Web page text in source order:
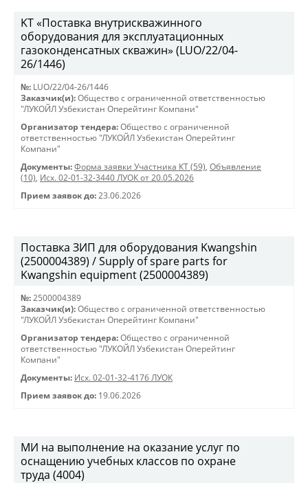
KT «Поставка внутрискважинного
оборудования для эксплуатационных
газоконденсатных скважин» (LUO/22/04-
26/1446)
№: LUO/22/04-26/1446
Заказчик(и): Общество с ограниченной ответственностью
"ЛУКОЙЛ Узбекистан Оперейтинг Компани"
Организатор тендера: Общество с ограниченной
ответственностью "ЛУКОЙЛ Узбекистан Оперейтинг
Компани"
Документы: Форма заявки Участника КТ (59), Объявление
(10), Исх. 02-01-32-3440 ЛУОК от 20.05.2026
Прием заявок до: 23.06.2026
Поставка ЗИП для оборудования Kwangshin
(2500004389) / Supply of spare parts for
Kwangshin equipment (2500004389)
№: 2500004389
Заказчик(и): Общество с ограниченной ответственностью
"ЛУКОЙЛ Узбекистан Оперейтинг Компани"
Организатор тендера: Общество с ограниченной
ответственностью "ЛУКОЙЛ Узбекистан Оперейтинг
Компани"
Документы: Исх. 02-01-32-4176 ЛУОК
Прием заявок до: 19.06.2026
МИ на выполнение на оказание услуг по
оснащению учебных классов по охране
труда (4004)